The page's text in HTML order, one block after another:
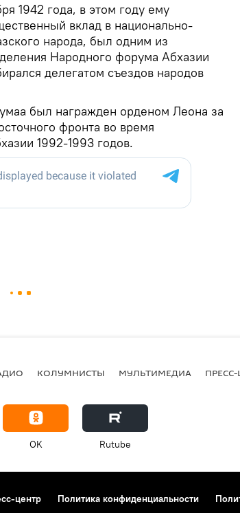
1942 года, в этом году ему
вклад в национально-
народа, был одним из
Народного форума Абхазии
делегатом съездов народов
был награжден орденом Леона за
фронта во время
1992-1993 годов.
КОЛУМНИСТЫ МУЛЬТИМЕДИА
OK Rutube
центр Политика конфиденциальности